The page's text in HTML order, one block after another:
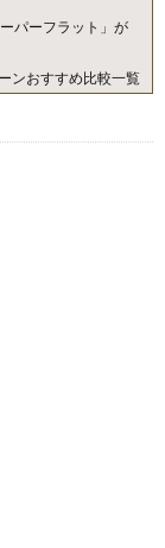
パーフラット」が
ンおすすめ比較一覧